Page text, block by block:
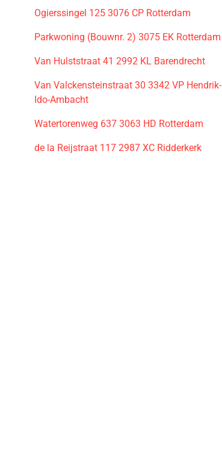
Ogierssingel 125 3076 CP Rotterdam
Parkwoning (Bouwnr. 2) 3075 EK Rotterdam
Van Hulststraat 41 2992 KL Barendrecht
Van Valckensteinstraat 30 3342 VP Hendrik-
Ido-Ambacht
Watertorenweg 637 3063 HD Rotterdam
de la Reijstraat 117 2987 XC Ridderkerk